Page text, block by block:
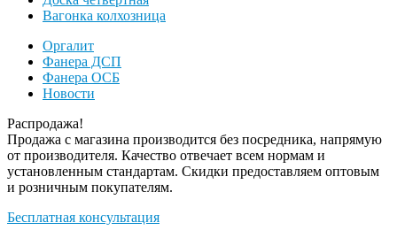
Вагонка колхозница
Оргалит
Фанера ДСП
Фанера ОСБ
Новости
Распродажа!
Продажа с магазина производится без посредника, напрямую
от производителя. Качество отвечает всем нормам и
установленным стандартам. Скидки предоставляем оптовым
и розничным покупателям.
Бесплатная консультация